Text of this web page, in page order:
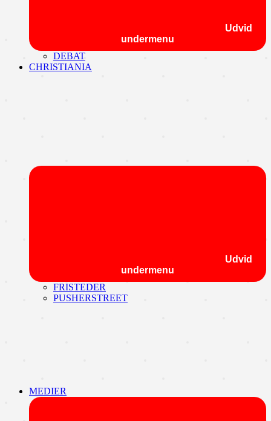
Udvid
undermenu
DEBAT
CHRISTIANIA
Udvid
undermenu
FRISTEDER
PUSHERSTREET
MEDIER